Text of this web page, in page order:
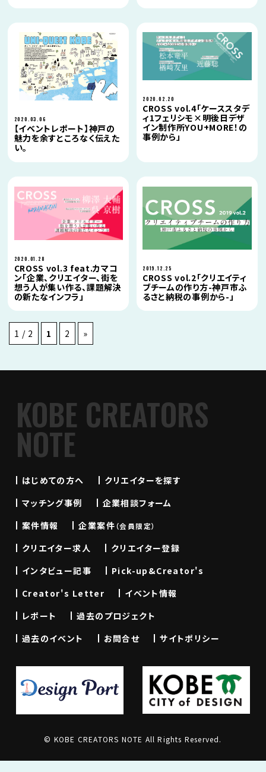
2020.03.06
【イベントレポート】神戸の
魅力を余すところなく伝えた
い。
2020.02.20
CROSS vol.4「ケーススタデ
ィ1フェリシモ×明後日デザ
イン制作所YOU+MORE！の
事例から」
2020.01.28
CROSS vol.3 feat.カマコ
ン「企業、クリエイター、街を
想う人が集い作る、課題解決
の新たなインフラ」
2019.12.25
CROSS vol.2「クリエイティ
ブチームの作り方-神戸市ふ
るさと納税の事例から-」
1 / 2 1 2 »
KOBE CREATORS
NOTE
はじめての方へ
クリエイターを探す
マッチング事例
企業相談フォーム
案件情報
企業案件（会員限定）
クリエイター求人
クリエイター登録
インタビュー記事
Pick-up&Creator's
Creator's Letter
イベント情報
レポート
過去のプロジェクト
過去のイベント
お問合せ サイトポリシー
© KOBE CREATORS NOTE All Rights Reserved.